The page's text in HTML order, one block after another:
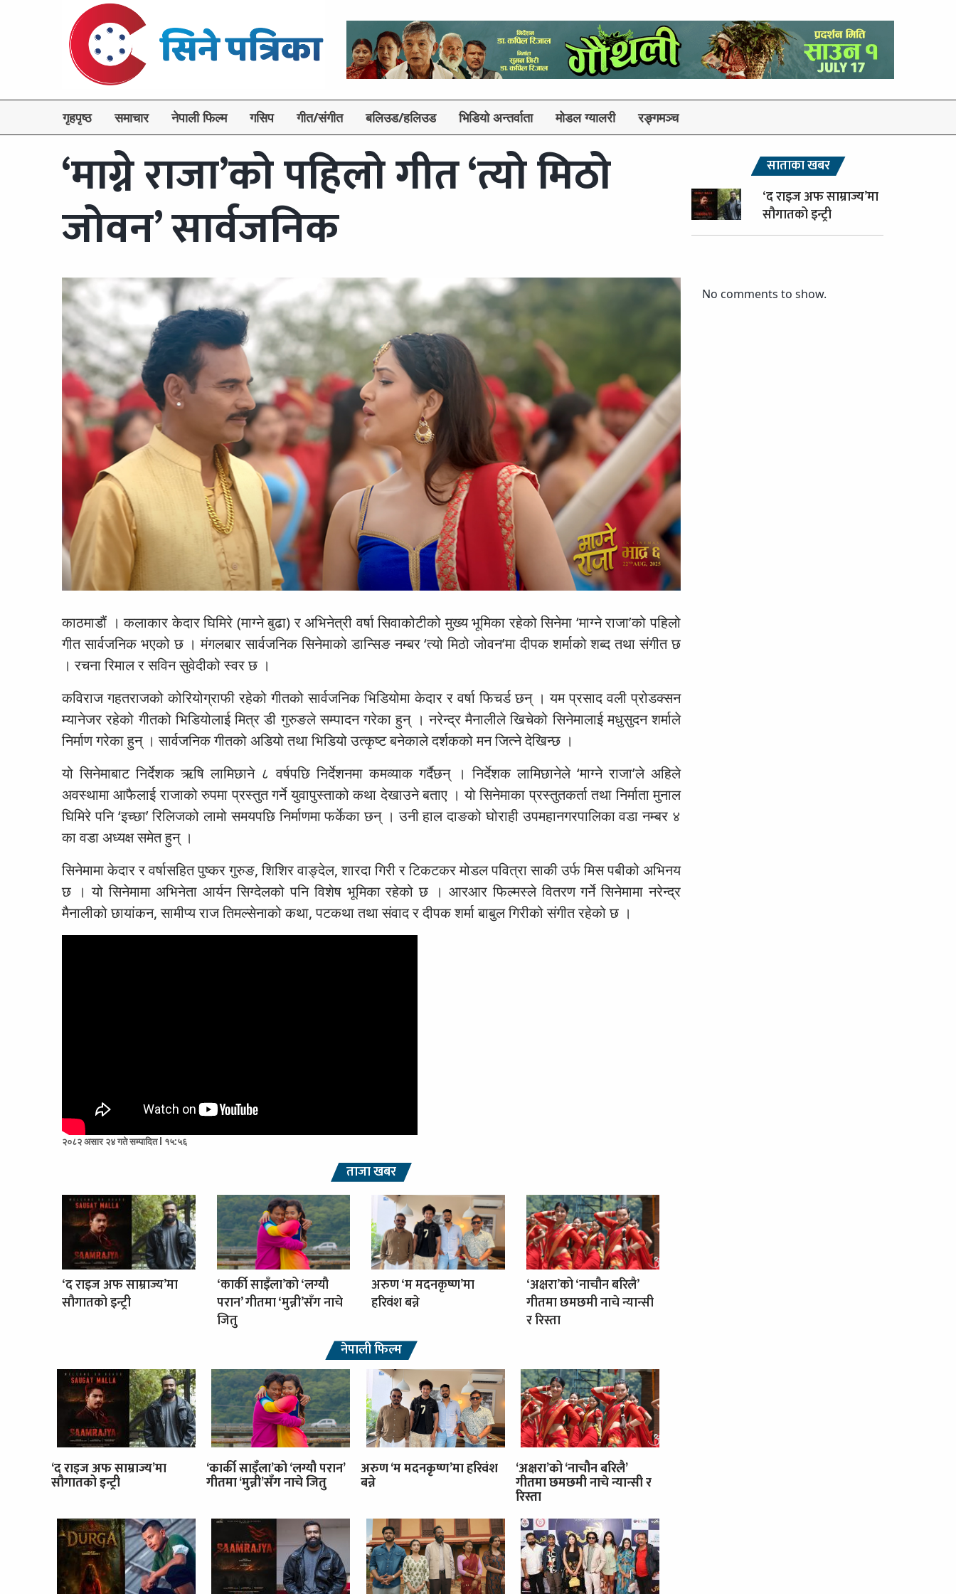
गृहपृष्ठ समाचार नेपाली फिल्म गसिप गीत/संगीत बलिउड/हलिउड भिडियो अन्तर्वाता मोडल ग्यालरी रङ्गमञ्च
‘माग्ने राजा’को पहिलो गीत ‘त्यो मिठो
जोवन’ सार्वजनिक
काठमाडौं । कलाकार केदार घिमिरे (माग्ने बुढा) र अभिनेत्री वर्षा सिवाकोटीको मुख्य भूमिका रहेको सिनेमा ‘माग्ने राजा’को पहिलो
गीत सार्वजनिक भएको छ । मंगलबार सार्वजनिक सिनेमाको डान्सिङ नम्बर ‘त्यो मिठो जोवन’मा दीपक शर्माको शब्द तथा संगीत छ
। रचना रिमाल र सविन सुवेदीको स्वर छ ।
कविराज गहतराजको कोरियोग्राफी रहेको गीतको सार्वजनिक भिडियोमा केदार र वर्षा फिचर्ड छन् । यम प्रसाद वली प्रोडक्सन
म्यानेजर रहेको गीतको भिडियोलाई मित्र डी गुरुङले सम्पादन गरेका हुन् । नरेन्द्र मैनालीले खिचेको सिनेमालाई मधुसुदन शर्माले
निर्माण गरेका हुन् । सार्वजनिक गीतको अडियो तथा भिडियो उत्कृष्ट बनेकाले दर्शकको मन जित्ने देखिन्छ ।
यो सिनेमाबाट निर्देशक ऋषि लामिछाने ८ वर्षपछि निर्देशनमा कमव्याक गर्दैछन् । निर्देशक लामिछानेले ‘माग्ने राजा’ले अहिले
अवस्थामा आफैलाई राजाको रुपमा प्रस्तुत गर्ने युवापुस्ताको कथा देखाउने बताए । यो सिनेमाका प्रस्तुतकर्ता तथा निर्माता मुनाल
घिमिरे पनि ‘इच्छा’ रिलिजको लामो समयपछि निर्माणमा फर्केका छन् । उनी हाल दाङको घोराही उपमहानगरपालिका वडा नम्बर ४
का वडा अध्यक्ष समेत हुन् ।
सिनेमामा केदार र वर्षासहित पुष्कर गुरुङ, शिशिर वाङ्देल, शारदा गिरी र टिकटकर मोडल पवित्रा साकी उर्फ मिस पबीको अभिनय
छ । यो सिनेमामा अभिनेता आर्यन सिग्देलको पनि विशेष भूमिका रहेको छ । आरआर फिल्मस्ले वितरण गर्ने सिनेमामा नरेन्द्र
मैनालीको छायांकन, सामीप्य राज तिमल्सेनाको कथा, पटकथा तथा संवाद र दीपक शर्मा बाबुल गिरीको संगीत रहेको छ ।
२०८२ असार २४ गते सम्पादित l १५:५६
ताजा खबर
‘द राइज अफ साम्राज्य’मा
सौगातको इन्ट्री
‘कार्की साइँला’को ‘लग्यौ
परान’ गीतमा ‘मुन्नी’सँग नाचे
जितु
अरुण ‘म मदनकृष्ण’मा
हरिवंश बन्ने
‘अक्षरा’को ‘नाचौन बरिलै’
गीतमा छमछमी नाचे न्यान्सी
र रिस्ता
नेपाली फिल्म
‘द राइज अफ साम्राज्य’मा
सौगातको इन्ट्री
‘कार्की साइँला’को ‘लग्यौ परान’
गीतमा ‘मुन्नी’सँग नाचे जितु
अरुण ‘म मदनकृष्ण’मा हरिवंश
बन्ने
‘अक्षरा’को ‘नाचौन बरिलै’
गीतमा छमछमी नाचे न्यान्सी र
रिस्ता
साताका खबर
‘द राइज अफ साम्राज्य’मा
सौगातको इन्ट्री
No comments to show.